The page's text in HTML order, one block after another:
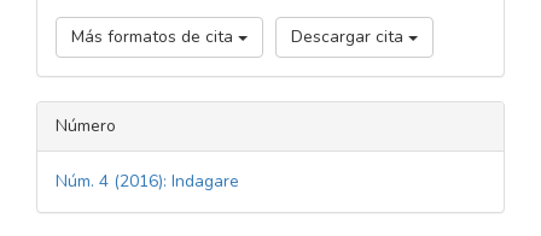
Más formatos de cita Descargar cita
Número
Núm. 4 (2016): Indagare